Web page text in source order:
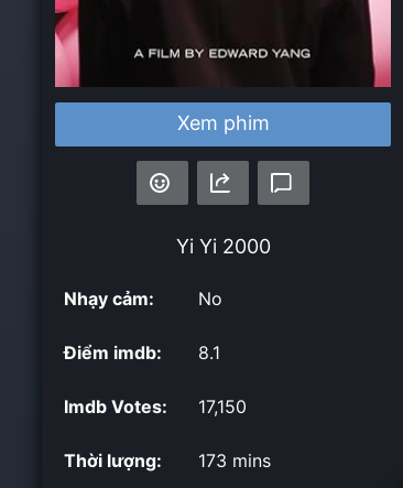
Xem phim
Yi Yi2000
Nhạy cảm: No
Điểm imdb: 8.1
Imdb Votes: 17,150
Thời lượng: 173 mins